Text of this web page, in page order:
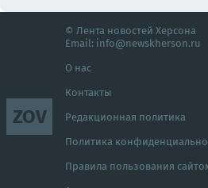
ZOV
© Лента новостей Херсона
Email: info@newskherson.ru
О нас
Контакты
Редакционная политика
Политика
Правила пользования